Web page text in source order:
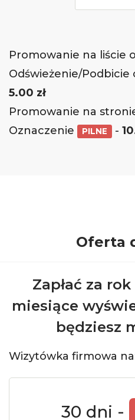
Promowanie na liście
Odświeżenie/Podbicie
5.00 zł
Promowanie na
Oznaczenie
PILNE -
Oferta
Zapłać za
miesiące
będziesz
Wizytówka firmowa
30 dni -